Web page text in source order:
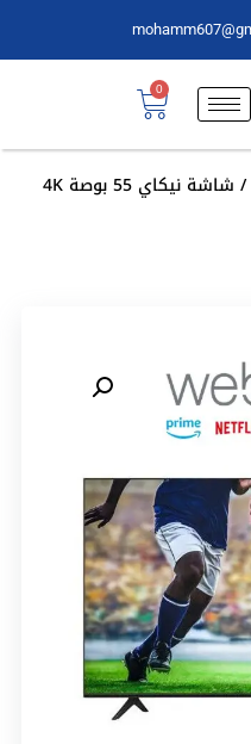
0
/ شاشة نيكاي 55 بوصة 4K